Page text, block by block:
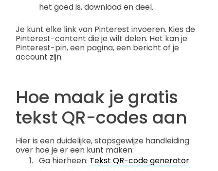
het goed is, download en deel.
Je kunt elke link van Pinterest invoeren. Kies de
Pinterest-content die je wilt delen. Het kan je
Pinterest-pin, een pagina, een bericht of je
account zijn.
Hoe maak je gratis
tekst QR-codes aan
Hier is een duidelijke, stapsgewijze handleiding
over hoe je er een kunt maken:
Ga hierheen: Tekst QR-code generator